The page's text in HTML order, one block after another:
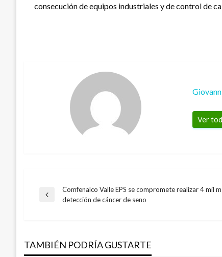
consecución de equipos industriales y de control de
Ver
Navegación
Entrada
Comfenalco Valle EPS se compromete realizar 4 mil
detección de cáncer de seno
TAMBIÉN PODRÍA GUSTARTE
enseñanza de historia, ética y ciudadanía